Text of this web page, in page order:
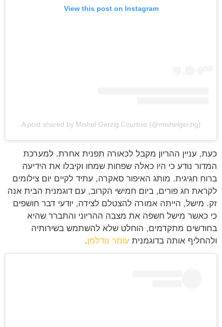
View this post on Instagram
A post shared by Mishel Gerzig Courtois (@mishelgerzig)
כעת, עניין ההריון מקבל לכאורה תפנית אחרת. למערכת
המדור נודע כי היו כאלה שפחות שמחו וקיבלו את הידיעה
ברוח חגיגית. מותג האיפור סאקרה, עתיד לקיים יום צילומים
לקראת חג פורים, ביום חמישי הקרוב, עם דוגמנית הבית אנה
זק. מישל, הייתה אמורה להצטלם לצידה, יודעי דבר חושפים
כי כאשר מישל חשפה את מצבה ההריוני והתברר שהיא
בחודשים מתקדמים, הוחלט שלא להשתמש בשירותיה
ולהחליף אותה בדוגמנית עומר נודלמן.